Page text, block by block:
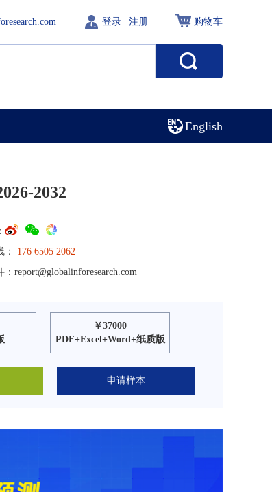
登录 注册 购物车
English
2032
： 176 6505 2062
： report@globalinforesearch.com
￥37000
PDF+Excel+Word+纸质版
申请样本